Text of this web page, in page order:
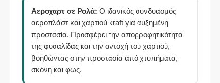
Αεροχάρτ σε Ρολά: Ο ιδανικός συνδυασμός
αεροπλάστ και χαρτιού kraft για αυξημένη
προστασία. Προσφέρει την απορροφητικότητα
της φυσαλίδας και την αντοχή του χαρτιού,
βοηθώντας στην προστασία από χτυπήματα,
σκόνη και φως.